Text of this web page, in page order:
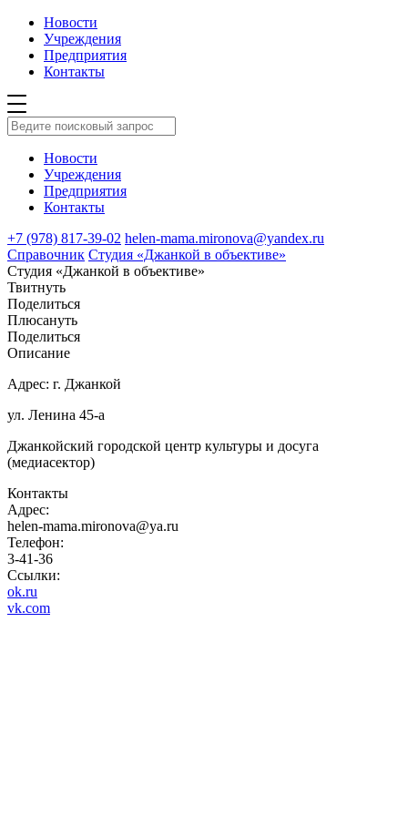
Новости
Учреждения
Предприятия
Контакты
Новости
Учреждения
Предприятия
Контакты
+7 (978) 817-39-02 helen-mama.mironova@yandex.ru
Справочник Студия «Джанкой в объективе»
Студия «Джанкой в объективе»
Твитнуть
Поделиться
Плюсануть
Поделиться
Описание
Адрес: г. Джанкой
ул. Ленина 45-а
Джанкойский городской центр культуры и досуга
(медиасектор)
Контакты
Адрес:
helen-mama.mironova@ya.ru
Телефон:
3-41-36
Ссылки:
ok.ru
vk.com